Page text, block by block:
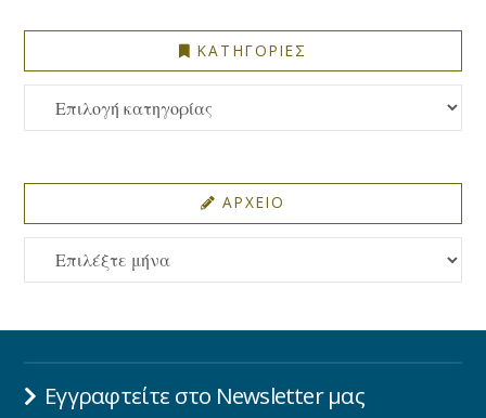
ΚΑΤΗΓΟΡΙΕΣ
ΚΑΤΗΓΟΡΙΕΣ
ΑΡΧΕΙΟ
ΑΡΧΕΙΟ
Εγγραφτείτε στο Newsletter μας